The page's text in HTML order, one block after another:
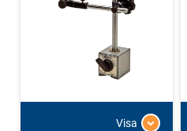
Visa